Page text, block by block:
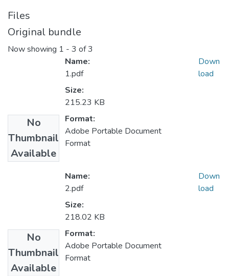
Files
Original bundle
Now showing 1 - 3 of 3
No
Thumbnail
Available
Name:
1.pdf
Size:
215.23 KB
Format:
Adobe Portable Document
Format
Down
load
No
Thumbnail
Available
Name:
2.pdf
Size:
218.02 KB
Format:
Adobe Portable Document
Format
Down
load